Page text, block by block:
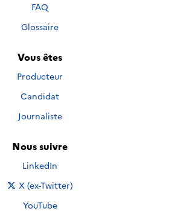
FAQ
Glossaire
Vous êtes
Producteur
Candidat
Journaliste
Nous suivre
Nous suivre sur
LinkedIn
Nous suivre sur
X (ex-Twitter)
Nous suivre sur
YouTube